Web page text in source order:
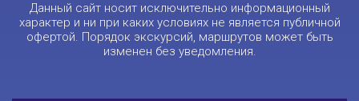
Данный сайт носит исключительно информационный
характер и ни при каких условиях не является публичной
офертой. Порядок экскурсий, маршрутов может быть
изменен без уведомления.